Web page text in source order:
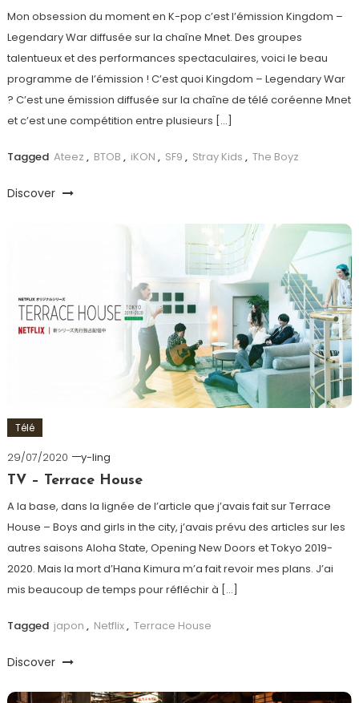
Mon obsession du moment en K-pop c’est l’émission Kingdom –
Legendary War diffusée sur la chaîne Mnet. Des groupes
talentueux et des performances spectaculaires, voici le beau
programme de l’émission ! C’est quoi Kingdom – Legendary War
? C’est une émission diffusée sur la chaîne de télé coréenne Mnet
et c’est une compétition entre plusieurs […]
Tagged Ateez , BTOB , iKON , SF9 , Stray Kids , The Boyz
Discover
Télé
29/07/2020
y-ling
TV – Terrace House
A la base, dans la lignée de l’article que j’avais fait sur Terrace
House – Boys and girls in the city, j’avais prévu des articles sur les
autres saisons Aloha State, Opening New Doors et Tokyo 2019-
2020. Mais la mort d’Hana Kimura m’a fait revoir mes plans. J’ai
mis beaucoup de temps pour réfléchir à […]
Tagged japon , Netflix, Terrace House
Discover